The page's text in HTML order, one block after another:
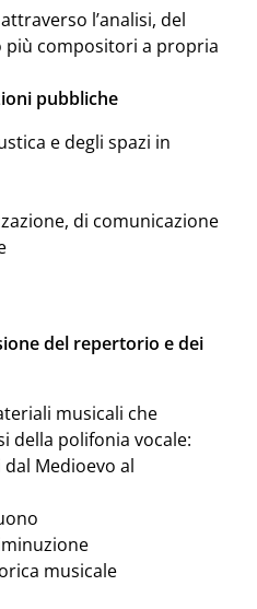
l’analisi, del
compositori a propria
pubbliche
e degli spazi in
di comunicazione
del repertorio e dei
musicali che
della polifonia vocale:
Medioevo al
musicale